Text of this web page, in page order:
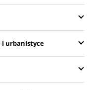
urbanistyce